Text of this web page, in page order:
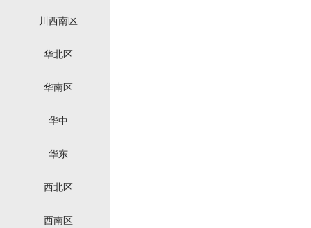
川西南区
华北区
华南区
华中
华东
西北区
西南区